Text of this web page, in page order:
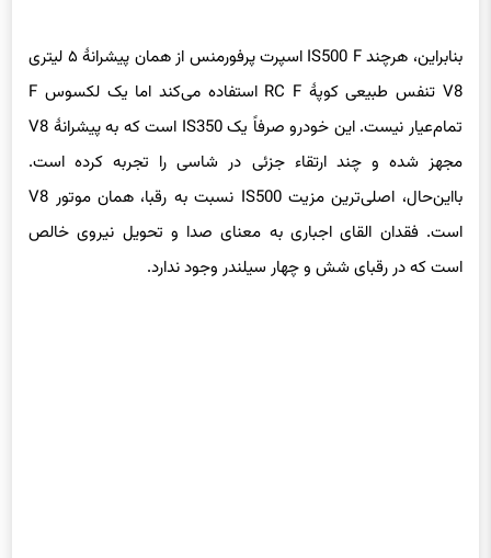
بنابراین، هرچند IS500 F اسپرت پرفورمنس از همان پیشرانهٔ ۵ لیتری
V8 تنفس طبیعی کوپهٔ RC F استفاده می‌کند اما یک لکسوس F
تمام‌عیار نیست. این خودرو صرفاً یک IS350 است که به پیشرانهٔ V8
مجهز شده و چند ارتقاء جزئی در شاسی را تجربه کرده است.
بااین‌حال، اصلی‌ترین مزیت IS500 نسبت به رقبا، همان موتور V8
است. فقدان القای اجباری به معنای صدا و تحویل نیروی خالص
است که در رقبای شش و چهار سیلندر وجود ندارد.